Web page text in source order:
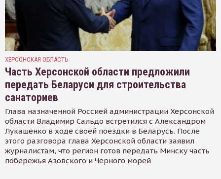
ХЕРСОНСКАЯ ОБЛАСТЬ
Часть Херсонской области предложили
передать Беларуси для строительства
санаториев
Глава назначенной Россией администрации Херсонской
области Владимир Сальдо встретился с Александром
Лукашенко в ходе своей поездки в Беларусь. После
этого разговора глава Херсонской области заявил
журналистам, что регион готов передать Минску часть
побережья Азовского и Черного морей